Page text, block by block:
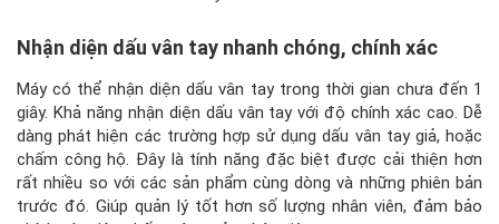
Nhận diện dấu vân tay nhanh chóng, chính xác
Máy có thể nhận diện dấu vân tay trong thời gian chưa đến 1
giây. Khả năng nhận diện dấu vân tay với độ chính xác cao. Dễ
dàng phát hiện các trường hợp sử dụng dấu vân tay giả, hoặc
chấm công hộ. Đây là tính năng đặc biệt được cải thiện hơn
rất nhiều so với các sản phẩm cùng dòng và những phiên bản
trước đó. Giúp quản lý tốt hơn số lượng nhân viên, đảm bảo